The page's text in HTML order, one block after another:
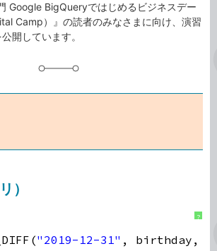
Google BigQueryではじめるビジネスデー
Camp）』の読者のみなさまに向け、演習
開しています。
）
?
"2019-12-31" , birthday,